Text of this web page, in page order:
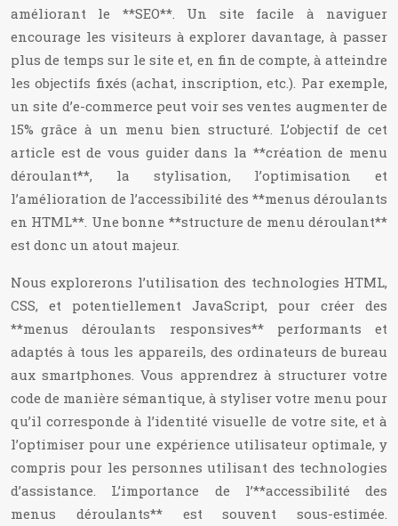
améliorant le **SEO**. Un site facile à naviguer
encourage les visiteurs à explorer davantage, à passer
plus de temps sur le site et, en fin de compte, à atteindre
les objectifs fixés (achat, inscription, etc.). Par exemple,
un site d’e-commerce peut voir ses ventes augmenter de
15% grâce à un menu bien structuré. L’objectif de cet
article est de vous guider dans la **création de menu
déroulant**, la stylisation, l’optimisation et
l’amélioration de l’accessibilité des **menus déroulants
en HTML**. Une bonne **structure de menu déroulant**
est donc un atout majeur.
Nous explorerons l’utilisation des technologies HTML,
CSS, et potentiellement JavaScript, pour créer des
**menus déroulants responsives** performants et
adaptés à tous les appareils, des ordinateurs de bureau
aux smartphones. Vous apprendrez à structurer votre
code de manière sémantique, à styliser votre menu pour
qu’il corresponde à l’identité visuelle de votre site, et à
l’optimiser pour une expérience utilisateur optimale, y
compris pour les personnes utilisant des technologies
d’assistance. L’importance de l’**accessibilité des
menus déroulants** est souvent sous-estimée.